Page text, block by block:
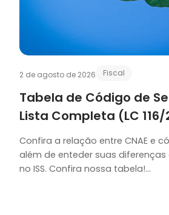
2 de agosto de 2026 Fiscal
Tabela de Código de
Lista Completa (LC
Confira a relação entre CNAE e
além de enteder suas
no ISS. Confira nossa tabela!…